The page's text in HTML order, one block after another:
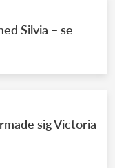
Silvia – se
sig Victoria